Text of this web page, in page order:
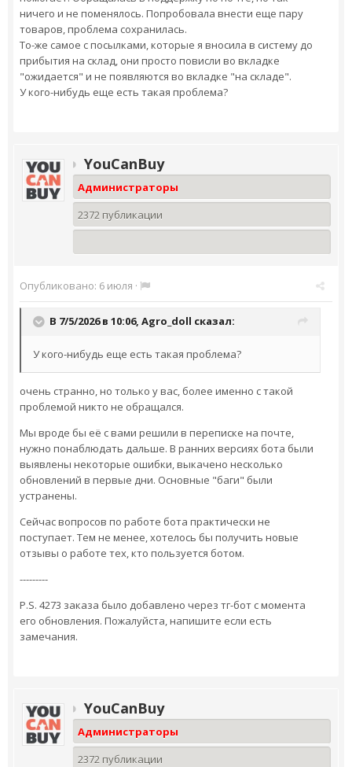
ничего и не поменялось. Попробовала внести еще пару
товаров, проблема сохранилась.
То-же самое с посылками, которые я вносила в систему до
прибытия на склад, они просто повисли во вкладке
"ожидается" и не появляются во вкладке "на складе".
У кого-нибудь еще есть такая проблема?
YouCanBuy
Администраторы
2372 публикации
Опубликовано: 6 июля ·
В 7/5/2026 в 10:06, Agro_doll сказал:
У кого-нибудь еще есть такая проблема?
очень странно, но только у вас, более именно с такой
проблемой никто не обращался.
Мы вроде бы её с вами решили в переписке на почте,
нужно понаблюдать дальше. В ранних версиях бота были
выявлены некоторые ошибки, выкачено несколько
обновлений в первые дни. Основные "баги" были
устранены.
Сейчас вопросов по работе бота практически не
поступает. Тем не менее, хотелось бы получить новые
отзывы о работе тех, кто пользуется ботом.
---------
P.S. 4273 заказа было добавлено через тг-бот с момента
его обновления. Пожалуйста, напишите если есть
замечания.
YouCanBuy
Администраторы
2372 публикации